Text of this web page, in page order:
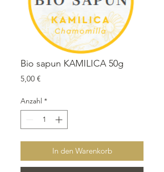
Bio sapun KAMILICA 50g
5,00 €Preis
Anzahl *
In den Warenkorb